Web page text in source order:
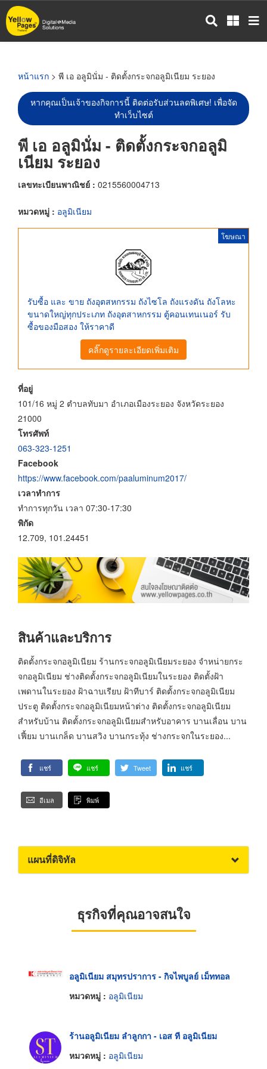
ข้าม
ไป
หน้าแรก > พี เอ อลูมินั่ม - ติดตั้งกระจกอลูมิเนียม ระยอง
หากคุณเป็นเจ้าของกิจการนี้ ติดต่อรับส่วนลดพิเศษ! เพื่อจัด
ทำเว็บไซต์
พี เอ อลูมินั่ม - ติดตั้งกระจกอลูมิ
เนียม ระยอง
เลขทะเบียนพาณิชย์ : 0215560004713
หมวดหมู่ : อลูมิเนียม
โฆษณา
รับซื้อ และ ขาย ถังอุตสหกรรม ถังไซโล ถังแรงดัน ถังโลหะ
ขนาดใหญ่ทุกประเภท ถังอุตสาหกรรม ตู้คอนเทนเนอร์ รับ
ซื้อของมือสอง ให้ราคาดี
คลิ๊กดูรายละเอียดเพิ่มเติม
ที่อยู่
101/16 หมู่ 2 ตำบลทับมา อำเภอเมืองระยอง จังหวัดระยอง
21000
โทรศัพท์
063-323-1251
Facebook
https://www.facebook.com/paaluminum2017/
เวลาทำการ
ทำการทุกวัน เวลา 07:30-17:30
พิกัด
12.709, 101.24451
สินค้าและบริการ
ติดตั้งกระจกอลูมิเนียม ร้านกระจกอลูมิเนียมระยอง จำหน่ายกระ
จกอลูมิเนียม ช่างติดตั้งกระจกอลูมิเนียมในระยอง ติดตั้งฝ้า
เพดานในระยอง ฝ้าฉาบเรียบ ฝ้าทีบาร์ ติดตั้งกระจกอลูมิเนียม
ประตู ติดตั้งกระจกอลูมิเนียมหน้าต่าง ติดตั้งกระจกอลูมิเนียม
สำหรับบ้าน ติดตั้งกระจกอลูมิเนียมสำหรับอาคาร บานเลื่อน บาน
เฟี้ยม บานเกล็ด บานสวิง บานกระทุ้ง ช่างกระจกในระยอง...
แชร์ แชร์ Tweet แชร์
อีเมล พิมพ์
แผนที่ดิจิทัล
ธุรกิจที่คุณอาจสนใจ
อลูมิเนียม สมุทรปราการ - กิจไพบูลย์ เม็ททอล
หมวดหมู่ : อลูมิเนียม
ร้านอลูมิเนียม ลำลูกกา - เอส ที อลูมิเนียม
หมวดหมู่ : อลูมิเนียม